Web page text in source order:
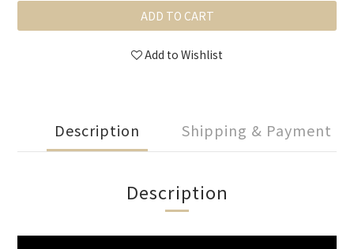
ADD TO CART
Add to Wishlist
Description Shipping & Payment
Description